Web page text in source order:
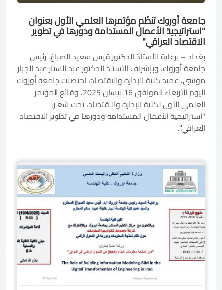
جامعة أوروك تنظّم مؤتمرها العلمي الأول بعنوان
"استراتيجية الأعمال المستدامة ودورها في تطوير
الاقتصاد العراقي"
بغداد – برعاية الأستاذ الدكتور قيس سعيد الصباغ، رئيس
جامعة أوروك، وبإشراف الأستاذ الدكتور عبد الستار عبد الجبار
موسى، عميد كلية الإدارة والاقتصاد، احتضنت جامعة أوروك
اليوم الأربعاء الموافق 16 نيسان 2025، وقائع المؤتمر
العلمي الأول لكلية الإدارة والاقتصاد، تحت شعار:
"استراتيجية الأعمال المستدامة ودورها في تطوير الاقتصاد
العراقي".